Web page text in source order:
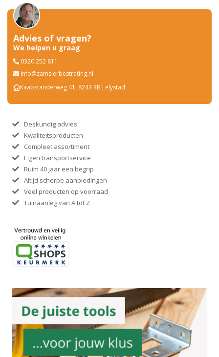
Advies of vragen?
We helpen u graag
0320 252 811
info@zamsierbestrating.nl
Kaapstanderweg 41, 8243 RB Lelystad
Deskundig advies
Kwaliteitsproducten
Compleet assortiment
Eigen transportservice
Ruim 40 jaar een begrip
Altijd scherpe aanbiedingen
Veel producten op voorraad
Tuinaanleg van A tot Z